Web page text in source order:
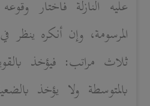
عليه النازلة فاختار
المرسومة، وإن أنكره ينظر
ثلاث مراتب: فيؤخذ
بالمتوسطة ولا يؤخذ